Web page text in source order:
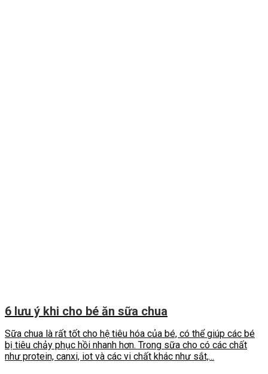
6 lưu ý khi cho bé ăn sữa chua
Sữa chua là rất tốt cho hệ tiêu hóa của bé, có thể giúp các bé
bị tiêu chảy phục hồi nhanh hơn. Trong sữa cho có các chất
như protein, canxi, iot và các vi chất khác như sắt,...